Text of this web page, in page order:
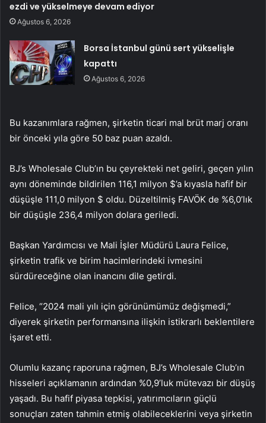
ezdi ve yükselmeye devam ediyor
Ağustos 6, 2026
Borsa İstanbul günü sert yükselişle
kapattı
Ağustos 6, 2026
Bu kazanımlara rağmen, şirketin ticari mal brüt marj oranı
bir önceki yıla göre 50 baz puan azaldı.
BJ’s Wholesale Club’ın bu çeyrekteki net geliri, geçen yılın
aynı döneminde bildirilen 116,1 milyon $’a kıyasla hafif bir
düşüşle 111,0 milyon $ oldu. Düzeltilmiş FAVÖK de %6,0’lık
bir düşüşle 236,4 milyon dolara geriledi.
Başkan Yardımcısı ve Mali İşler Müdürü Laura Felice,
şirketin trafik ve birim hacimlerindeki ivmesini
sürdüreceğine olan inancını dile getirdi.
Felice, “2024 mali yılı için görünümümüz değişmedi,”
diyerek şirketin performansına ilişkin istikrarlı beklentilere
işaret etti.
Olumlu kazanç raporuna rağmen, BJ’s Wholesale Club’ın
hisseleri açıklamanın ardından %0,9’luk mütevazı bir düşüş
yaşadı. Bu hafif piyasa tepkisi, yatırımcıların güçlü
sonuçları zaten tahmin etmiş olabileceklerini veya şirketin